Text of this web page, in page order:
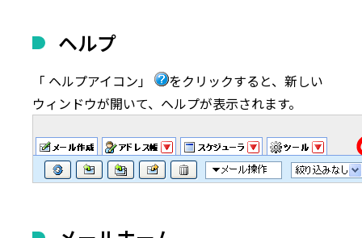
ヘルプ
「 ヘルプアイコン」
をクリックすると、新しい
ウィンドウが開いて、ヘルプが表示されます。